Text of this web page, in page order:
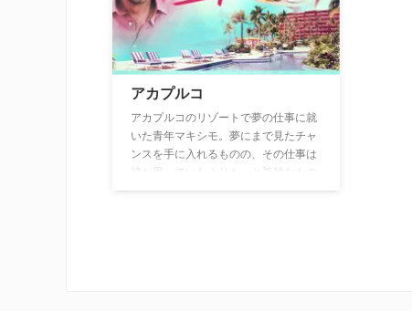
アカプルコ
アカプルコのリゾートで夢の仕事に就
いた青年マキシモ。夢にまで見たチャ
ンスを手に入れるものの、その仕事は
彼が思っていたよりもっと複雑なもの